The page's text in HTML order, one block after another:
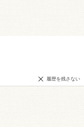
履歴を残さない